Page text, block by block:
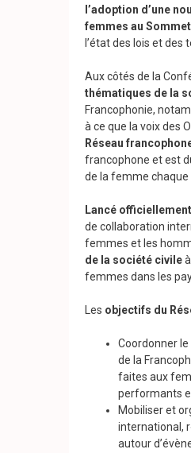
l’adoption d’une
femmes au Sommet
l’état des lois et des
Aux côtés de la
thématiques de la
Francophonie,
à ce que la voix des
Réseau
francophone et est
de la femme chaque
Lancé
de collaboration
femmes et les
de la société civile
femmes dans les
Les objectifs du
Coordonner
de la
faites aux
performants
Mobiliser et
international,
autour